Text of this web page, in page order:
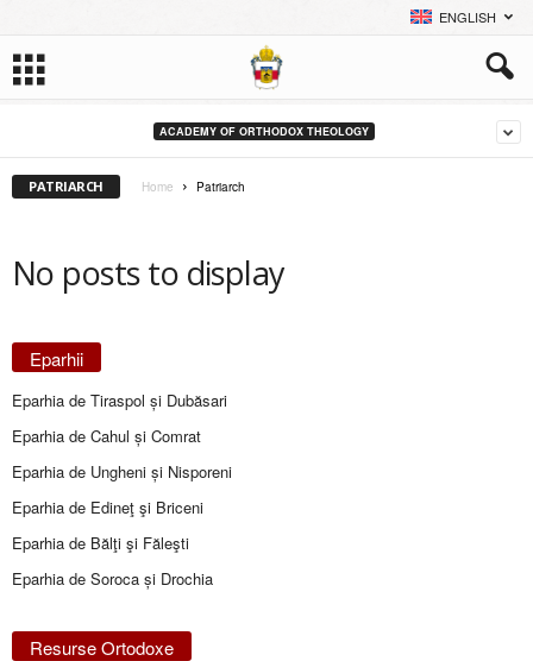
ENGLISH
ACADEMY OF ORTHODOX THEOLOGY
PATRIARCH Home Patriarch
No posts to display
Eparhii
Eparhia de Tiraspol și Dubăsari
Eparhia de Cahul și Comrat
Eparhia de Ungheni și Nisporeni
Eparhia de Edineţ şi Briceni
Eparhia de Bălţi şi Făleşti
Eparhia de Soroca și Drochia
Resurse Ortodoxe